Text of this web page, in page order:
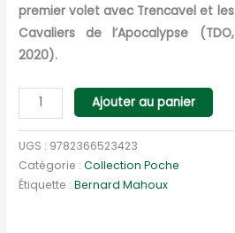
premier volet avec Trencavel et les
Cavaliers de l’Apocalypse (TDO,
2020).
quantité
de
Tome
2
Trencavel
Ajouter au panier
UGS : 9782366523423
Catégorie :Collection Poche
Étiquette :Bernard Mahoux